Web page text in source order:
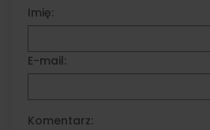
Imię:
E-mail:
Komentarz: